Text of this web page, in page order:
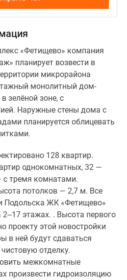
«Фетищево» компания
планирует возвести в
микрорайона
монолитный дом-
зелёной зоне, с
Наружные стены дома с
планируется облицевать
128 квартир.
однокомнатных, 32 —
тремя комнатами.
потолков — 2,7 м. Все
Подольска ЖК «Фетищево»
этажах. . Высота первого
проекту этой новостройки
в ней будут сдаваться
отделку.
межкомнатные
произвести гидроизоляцию